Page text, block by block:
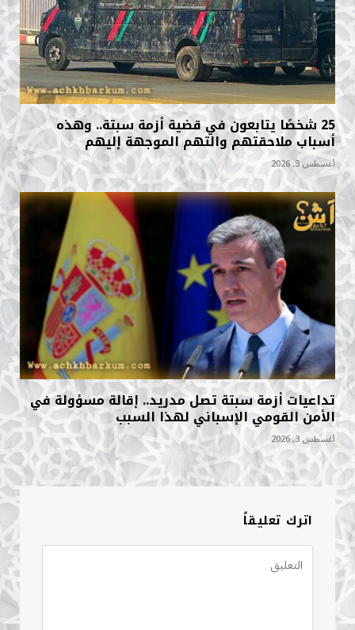
25 شخصًا يتابعون في قضية أزمة سبتة.. وهذه
أسباب ملاحقتهم والتهم الموجهة إليهم
أغسطس 3, 2026
تداعيات أزمة سبتة تصل مدريد.. إقالة مسؤولة في
الأمن القومي الإسباني لهذا السبب
أغسطس 3, 2026
اترك تعليقاً